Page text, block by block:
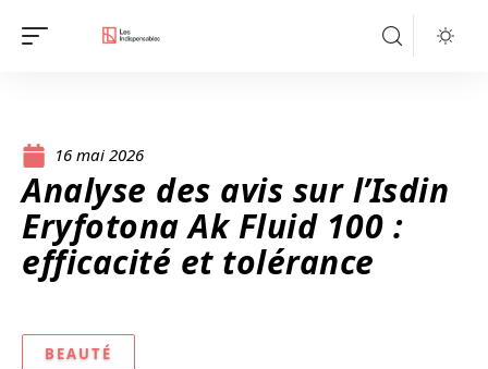
16 mai 2026
Analyse des avis sur l’Isdin
Eryfotona Ak Fluid 100 :
efficacité et tolérance
BEAUTÉ